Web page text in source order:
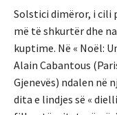
Solstici dimëror, i cili
më të shkurtër dhe
kuptime. Në « Noël:
Alain Cabantous
Gjenevës) ndalen në
dita e lindjes së «